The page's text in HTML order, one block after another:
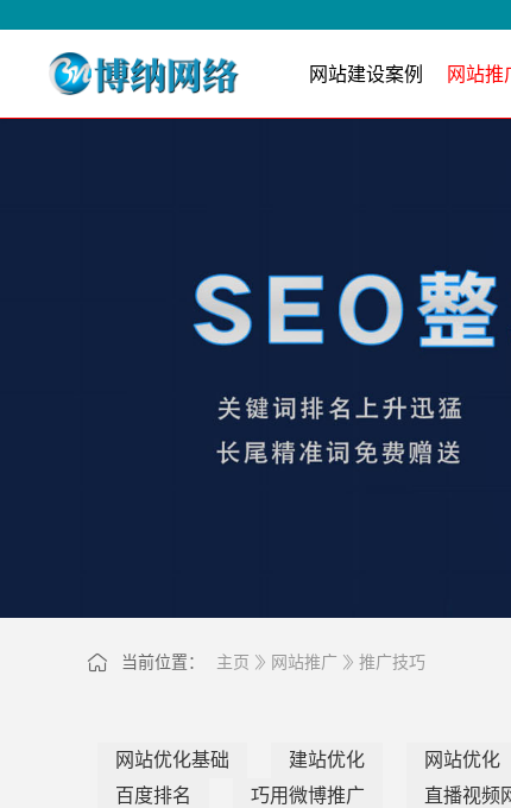
网站建设案例 网站推
当前位置： 主页 网站推广 推广技巧
网站优化基础 建站优化 网站优化
百度排名
巧用微博推广 直播视频